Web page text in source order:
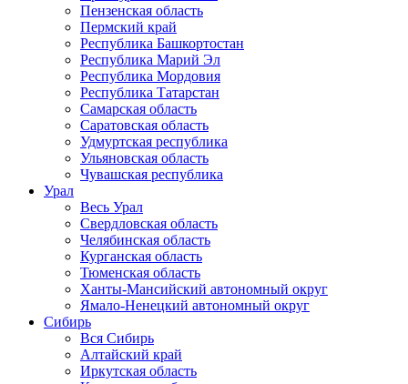
Пензенская область
Пермский край
Республика Башкортостан
Республика Марий Эл
Республика Мордовия
Республика Татарстан
Самарская область
Саратовская область
Удмуртская республика
Ульяновская область
Чувашская республика
Урал
Весь Урал
Свердловская область
Челябинская область
Курганская область
Тюменская область
Ханты-Мансийский автономный округ
Ямало-Ненецкий автономный округ
Сибирь
Вся Сибирь
Алтайский край
Иркутская область